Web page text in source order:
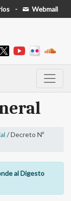
- Webmail
/ Decreto Nº
al Digesto